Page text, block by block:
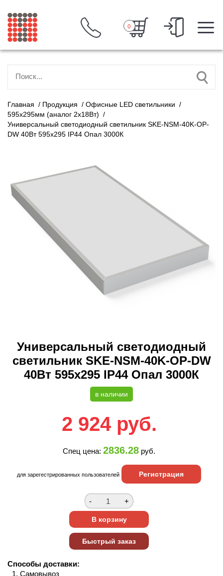
0
Главная / Продукция / Офисные LED светильники /
595х295мм (аналог 2х18Вт) /
Универсальный светодиодный светильник SKE-NSM-40K-OP-
DW 40Вт 595x295 IP44 Опал 3000К
Универсальный светодиодный
светильник SKE-NSM-40K-OP-DW
40Вт 595x295 IP44 Опал 3000К
в наличии
2 924 руб.
Спец цена: 2836.28 руб.
для зарегестрированных пользователей Регистрация
Способы доставки:
Самовывоз